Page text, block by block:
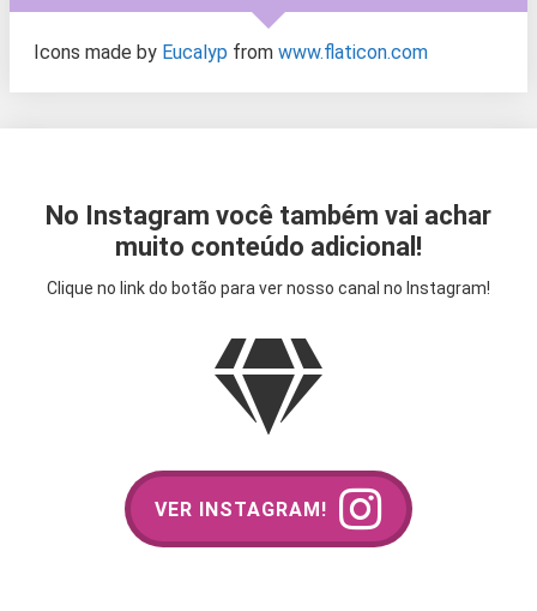
Icons made by Eucalyp from www.flaticon.com
No Instagram você também vai achar
muito conteúdo adicional!
Clique no link do botão para ver nosso canal no Instagram!
VER INSTAGRAM!